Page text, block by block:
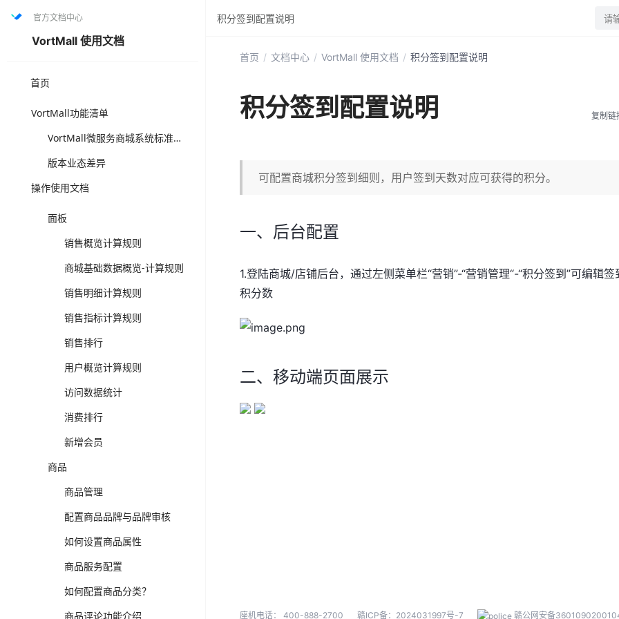
官方文档中心
VortMall 使用文档
首页
VortMall功能清单
VortMall微服务商城系统标准版功能清单（打“✅”为套餐固定功能，可直接选用成熟方案，“可选配”为可另升级叠加版本功能，注店铺体系与门店体系为互斥功能体系）
版本业态差异
操作使用文档
面板
销售概览计算规则
商城基础数据概览-计算规则
销售明细计算规则
销售指标计算规则
销售排行
用户概览计算规则
访问数据统计
消费排行
新增会员
商品
商品管理
配置商品品牌与品牌审核
如何设置商品属性
商品服务配置
如何配置商品分类？
商品评论功能介绍
首页 / 文档中心 / VortMall 使用文档 / 积分签到配置说明
积分签到配置说明 复制链
可配置商城积分签到细则，用户签到天数对应可获得的积分。
一、后台配置
1.登陆商城/店铺后台，通过左侧菜单栏“营销”-“营销管理“-“积分签到”可编辑
积分数
二、移动端页面展示
座机电话： 400-888-2700 赣ICP备：2024031997号-7 赣公网安备
积分签到配置说明 请